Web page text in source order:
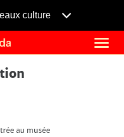
culture
fermer
le
menu
au musée